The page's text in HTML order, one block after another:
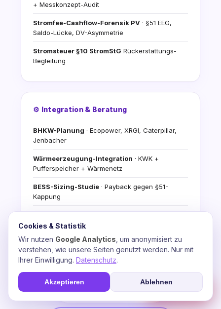
💬 Beratung anfragen
+ Messkonzept-Audit
Stromfee-Cashflow-Forensik PV · §51 EEG,
Saldo-Lücke, DV-Asymmetrie
Stromsteuer §10 StromStG Rückerstattungs-
Begleitung
⚙️ Integration & Beratung
BHKW-Planung · Ecopower, XRGI, Caterpillar,
Jenbacher
Wärmeerzeugung-Integration · KWK +
Pufferspeicher + Wärmenetz
BESS-Sizing-Studie · Payback gegen §51-
Kappung
Energiefluss-Analyse
Förderantrag-Begleitung· BAFA, BMDV,
progres.NRW, WELMO
Kostenlose Demo+ Erst-Beratungs-Konsultation
Cookies & Statistik
Wir nutzen Google Analytics , um anonymisiert zu
verstehen, wie unsere Seiten genutzt werden. Nur mit
Ihrer Einwilligung. Datenschutz.
Akzeptieren Ablehnen
☎